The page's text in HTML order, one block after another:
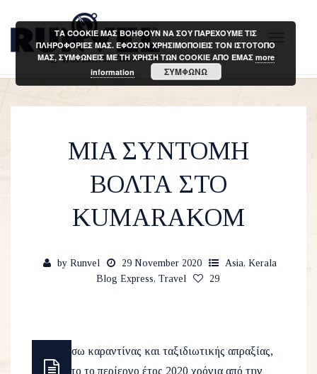
MIA ΣΥΝΤΟΜΗ
ΒΟΛΤΑ ΣΤΟ
KUMARAKOM
by Runvel 29 November 2020 Asia, Kerala
Blog Express, Travel 29
Eν μέσω καραντίνας και ταξιδιωτικής απραξίας,
τούτο το περίεργο έτος 2020 χρόνια από την
ΤΑ COOKIE ΜΑΣ ΒΟΗΘΟΥΝ ΝΑ ΣΟΥ ΠΑΡΕΧΟΥΜΕ ΤΙΣ
ΠΛΗΡΟΦΟΡΙΕΣ ΜΑΣ. ΕΦΟΣΟΝ ΧΡΗΣΙΜΟΠΟΙΕΙΣ ΤΟΝ ΙΣΤΟΤΟΠΟ
ΜΑΣ, ΣΥΜΦΩΝΕΙΣ ΜΕ ΤΗ ΧΡΗΣΗ ΤΩΝ COOKIE ΑΠΟ ΕΜΑΣ more
information
ΣΥΜΦΩΝΩ